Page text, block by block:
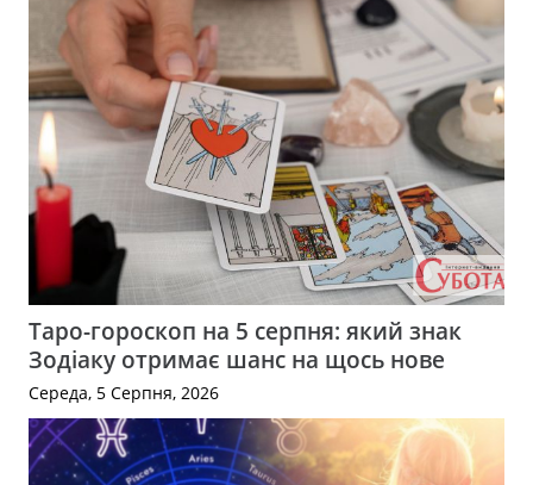
Таро-гороскоп на 5 серпня: який знак
Зодіаку отримає шанс на щось нове
Середа, 5 Серпня, 2026